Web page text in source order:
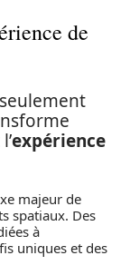
de
expérience
majeur de
spatiaux. Des
à
uniques et des